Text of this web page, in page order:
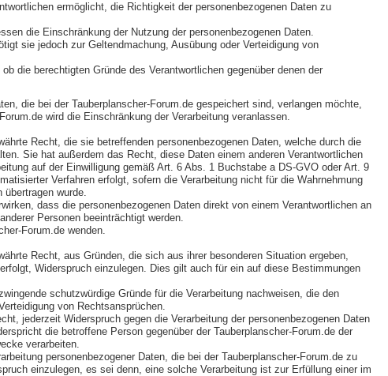
ermöglicht, die Richtigkeit der personenbezogenen Daten zu
die Einschränkung der Nutzung der personenbezogenen Daten.
sie jedoch zur Geltendmachung, Ausübung oder Verteidigung von
die berechtigten Gründe des Verantwortlichen gegenüber denen der
die bei der Tauberplanscher-Forum.de gespeichert sind, verlangen möchte,
wird die Einschränkung der Verarbeitung veranlassen.
Recht, die sie betreffenden personenbezogenen Daten, welche durch die
Sie hat außerdem das Recht, diese Daten einem anderen Verantwortlichen
auf der Einwilligung gemäß Art. 6 Abs. 1 Buchstabe a DS-GVO oder Art. 9
Verfahren erfolgt, sofern die Verarbeitung nicht für die Wahrnehmung
wurde.
dass die personenbezogenen Daten direkt von einem Verantwortlichen an
Personen beeinträchtigt werden.
Forum.de wenden.
Recht, aus Gründen, die sich aus ihrer besonderen Situation ergeben,
Widerspruch einzulegen. Dies gilt auch für ein auf diese Bestimmungen
schutzwürdige Gründe für die Verarbeitung nachweisen, die den
von Rechtsansprüchen.
jederzeit Widerspruch gegen die Verarbeitung der personenbezogenen Daten
die betroffene Person gegenüber der Tauberplanscher-Forum.de der
verarbeiten.
personenbezogener Daten, die bei der Tauberplanscher-Forum.de zu
einzulegen, es sei denn, eine solche Verarbeitung ist zur Erfüllung einer im